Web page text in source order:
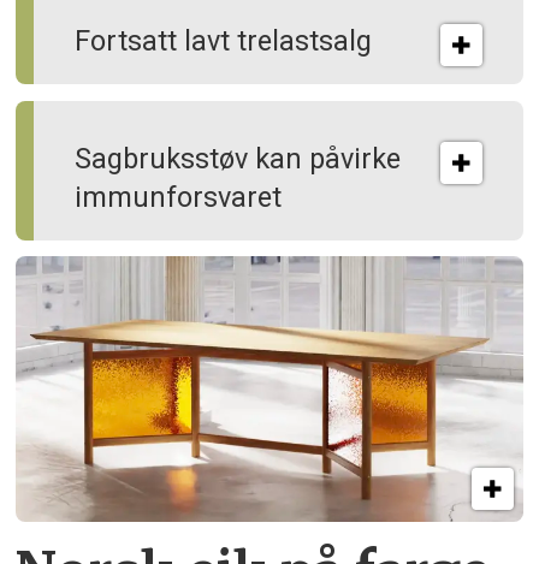
Fortsatt lavt trelastsalg
Sagbruksstøv kan på­virke
immun­forsvaret